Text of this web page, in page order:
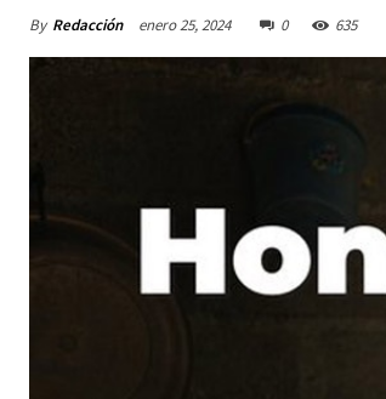
By Redacción enero 25, 2024 0 635